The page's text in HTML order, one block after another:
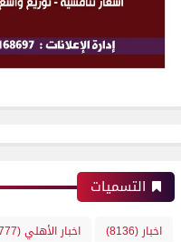
التسميات
اخبار (8136) اخبار الأهلي(777)